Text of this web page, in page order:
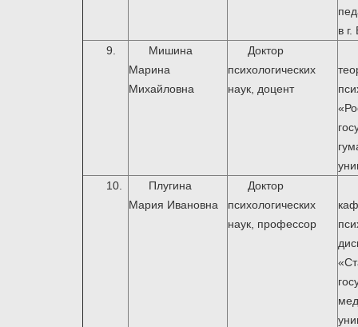
в г.
9.
Мишина
Марина
Михайловна
Доктор
психологических
наук, доцент
10.
Плугина
Мария Ивановна
Доктор
психологических
наук, профессор